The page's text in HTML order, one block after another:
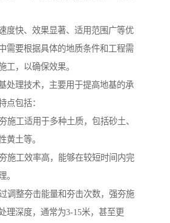
度快、效果显著、适用范围广等优
需要根据具体的地质条件和工程需
工，以确保效果。
处理技术，主要用于提高地基的承
点包括：
施工适用于多种土质，包括砂土、
黄土等。
施工效率高，能够在较短时间内完
。
调整夯击能量和夯击次数，强夯施
理深度，通常为3-15米，甚至更